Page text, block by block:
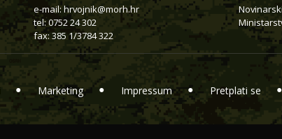
e-mail: hrvojnik@morh.hr
tel: 0752 24 302
fax: 385 1/3784 322
Marketing Impressum Pretplati se